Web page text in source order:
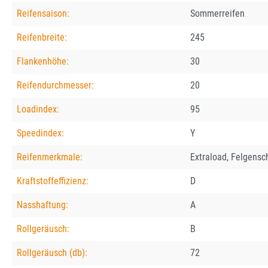
Reifensaison: Sommerreifen
Reifenbreite: 245
Flankenhöhe: 30
Reifendurchmesser: 20
Loadindex: 95
Speedindex: Y
Reifenmerkmale: Extraload,
Kraftstoffeffizienz: D
Nasshaftung: A
Rollgeräusch: B
Rollgeräusch (db): 72